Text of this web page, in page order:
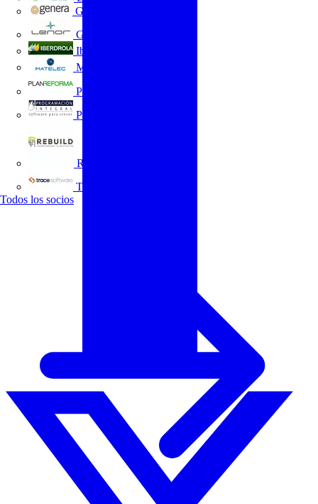
GENERA
Grupo Lenor
Iberdrola
MATELEC
Plan Reforma
Programación Integral
REBUILD
Trace Software
Todos los socios